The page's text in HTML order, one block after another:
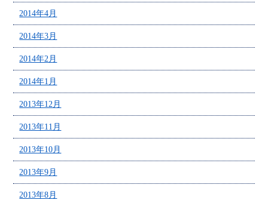
2014年4月
2014年3月
2014年2月
2014年1月
2013年12月
2013年11月
2013年10月
2013年9月
2013年8月